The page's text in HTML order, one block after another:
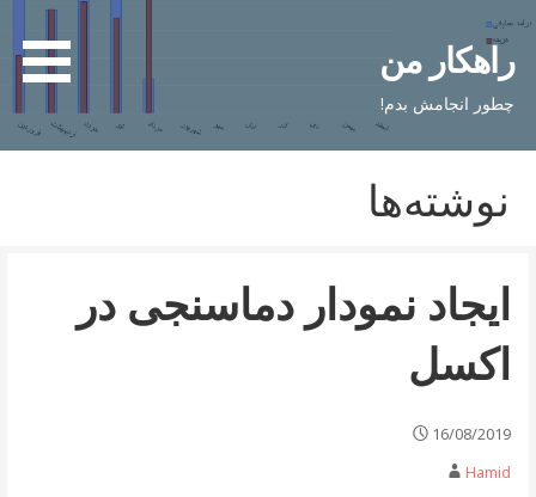
رفتن
محتواراهکار من
چطور انجامش بدم!
نوشته‌ها
ایجاد نمودار دماسنجی در
اکسل
16/08/2019
Hamid